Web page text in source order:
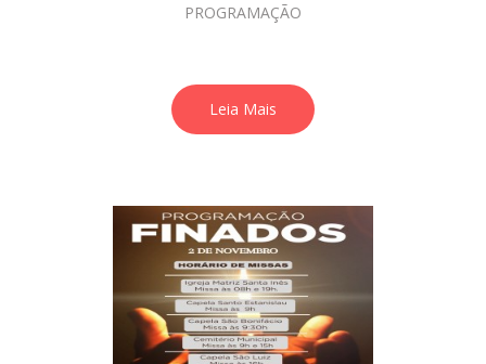
PROGRAMAÇÃO
Leia Mais